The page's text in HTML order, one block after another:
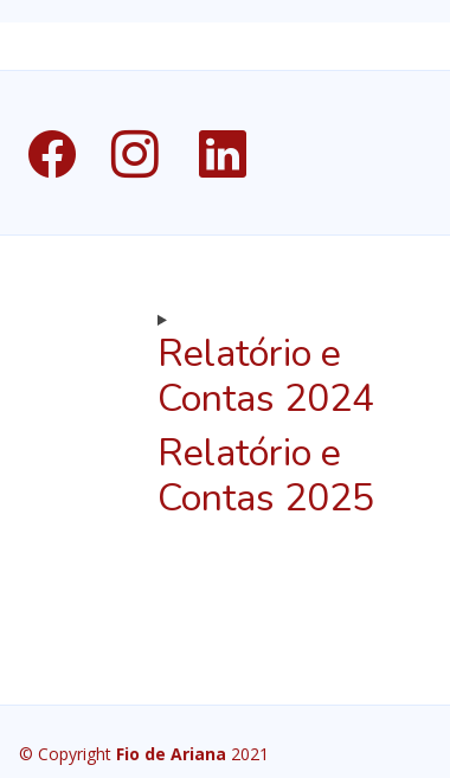
Relatório e
Contas 2024
Relatório e
Contas 2025
© Copyright Fio de Ariana 2021